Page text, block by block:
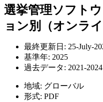
選挙管理ソフト
ョン別（オンラ
最終更新日: 25-July-
基準年: 2025
過去データ: 2021-2024
地域: グローバル
形式: PDF